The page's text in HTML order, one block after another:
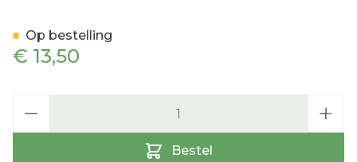
€ 13,50
Bestel
Op bestelling